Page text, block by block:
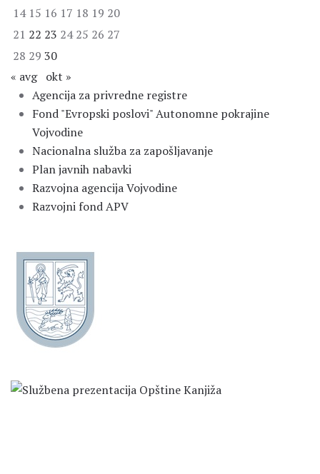
14 15 16 17 18 19 20
21 22 23 24 25 26 27
28 29 30
« avg okt »
Agencija za privredne registre
Fond "Evropski poslovi" Autonomne pokrajine
Vojvodine
Nacionalna služba za zapošljavanje
Plan javnih nabavki
Razvojna agencija Vojvodine
Razvojni fond APV